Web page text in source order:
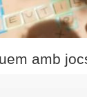
amb